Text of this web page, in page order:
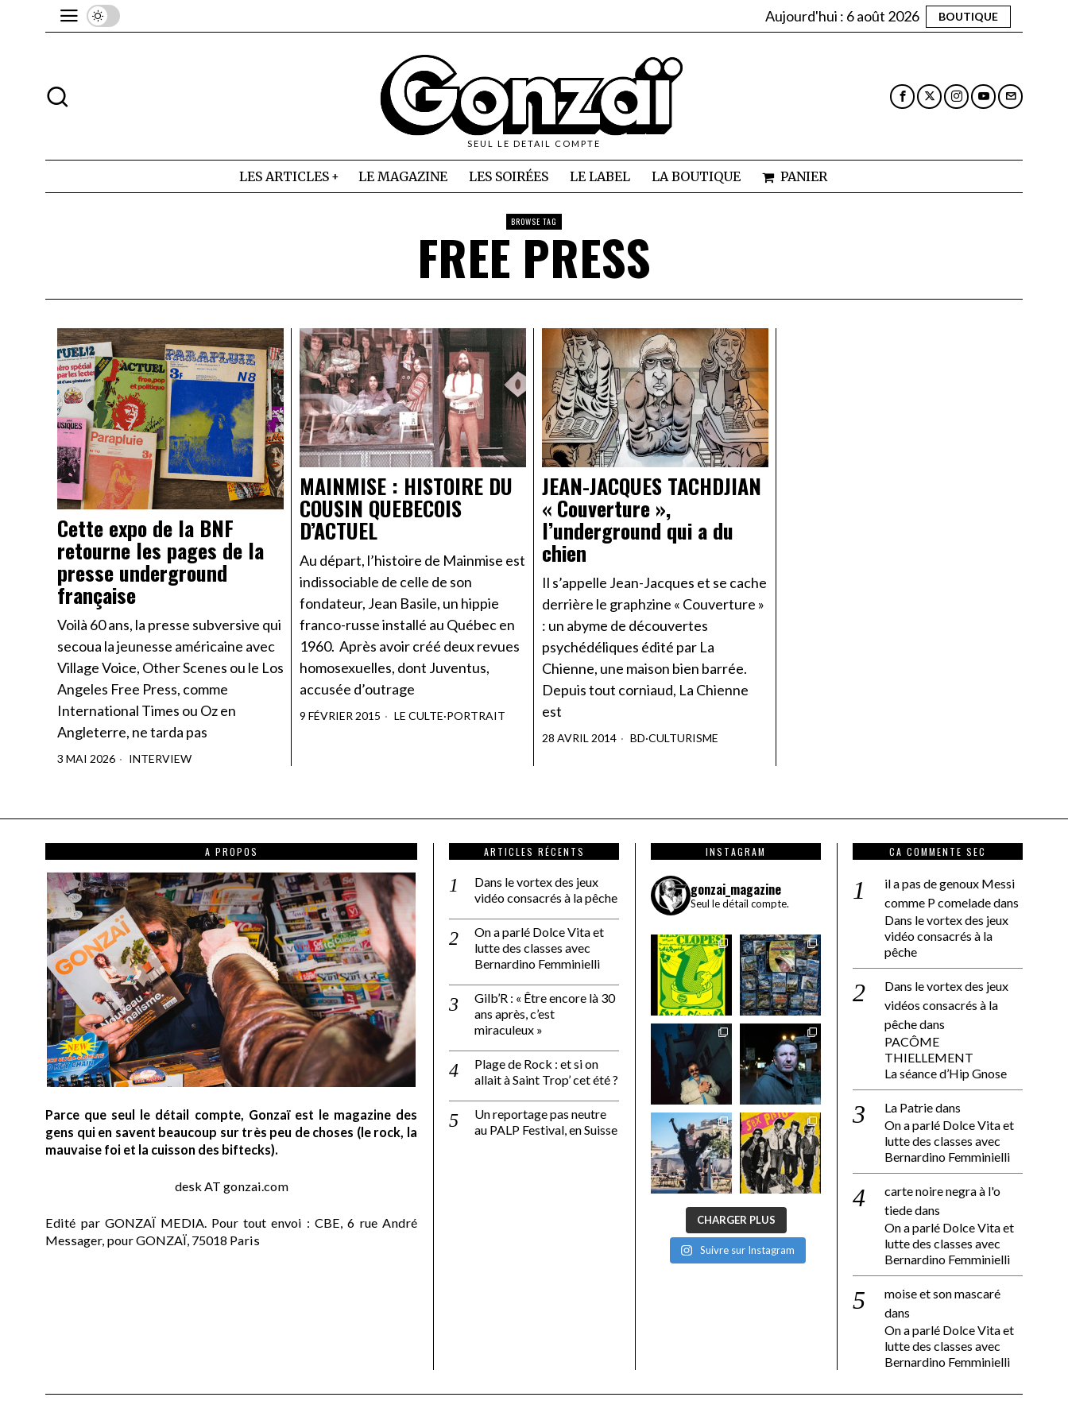
Aujourd'hui : 6 août 2026 BOUTIQUE
SEUL LE DETAIL COMPTE
LES ARTICLES LE MAGAZINE LES SOIRÉES LE LABEL LA BOUTIQUE PANIER
BROWSE TAG
FREE PRESS
Cette expo de la BNF
retourne les pages de la
presse underground
française
Voilà 60 ans, la presse subversive qui
secoua la jeunesse américaine avec
Village Voice, Other Scenes ou le Los
Angeles Free Press, comme
International Times ou Oz en
Angleterre, ne tarda pas
3 MAI 2026 INTERVIEW
MAINMISE : HISTOIRE DU
COUSIN QUEBECOIS
D’ACTUEL
Au départ, l’histoire de Mainmise est
indissociable de celle de son
fondateur, Jean Basile, un hippie
franco-russe installé au Québec en
1960. Après avoir créé deux revues
homosexuelles, dont Juventus,
accusée d’outrage
9 FÉVRIER 2015 LE CULTE·PORTRAIT
JEAN-JACQUES TACHDJIAN
« Couverture »,
l’underground qui a du
chien
Il s’appelle Jean-Jacques et se cache
derrière le graphzine « Couverture »
: un abyme de découvertes
psychédéliques édité par La
Chienne, une maison bien barrée.
Depuis tout corniaud, La Chienne
est
28 AVRIL 2014 BD·CULTURISME
A PROPOS
Parce que seul le détail compte, Gonzaï est le magazine des
gens qui en savent beaucoup sur très peu de choses (le rock, la
mauvaise foi et la cuisson des biftecks).
desk AT gonzai.com
Edité par GONZAÏ MEDIA. Pour tout envoi : CBE, 6 rue André
Messager, pour GONZAÏ, 75018 Paris
ARTICLES RÉCENTS
Dans le vortex des jeux
vidéo consacrés à la pêche
On a parlé Dolce Vita et
lutte des classes avec
Bernardino Femminielli
Gilb’R : « Être encore là 30
ans après, c’est
miraculeux »
Plage de Rock : et si on
allait à Saint Trop’ cet été ?
Un reportage pas neutre
au PALP Festival, en Suisse
INSTAGRAM
gonzai_magazine
Seul le détail compte.
CHARGER PLUS
Suivre sur Instagram
CA COMMENTE SEC
il a pas de genoux Messi
comme P comeladedans
Dans le vortex des jeux
vidéo consacrés à la
pêche
Dans le vortex des jeux
vidéos consacrés à la
pêchedans
PACÔME
THIELLEMENT
La séance d’Hip Gnose
La Patriedans
On a parlé Dolce Vita et
lutte des classes avec
Bernardino Femminielli
carte noire negra à l'o
tiededans
On a parlé Dolce Vita et
lutte des classes avec
Bernardino Femminielli
moise et son mascaré
dans
On a parlé Dolce Vita et
lutte des classes avec
Bernardino Femminielli